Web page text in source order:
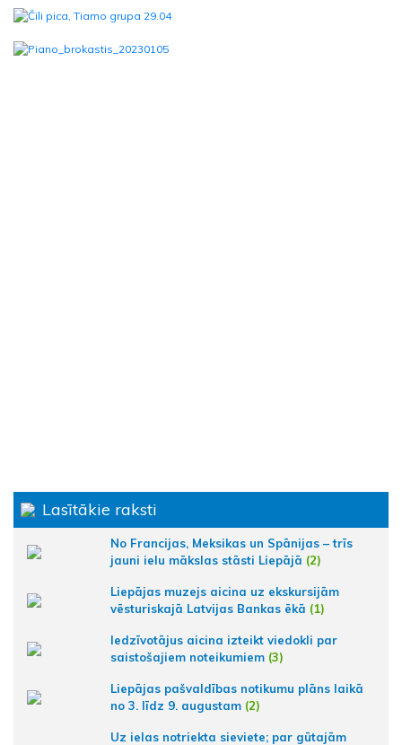
Lasītākie raksti
No Francijas, Meksikas un Spānijas – trīs
jauni ielu mākslas stāsti Liepājā (2)
Liepājas muzejs aicina uz ekskursijām
vēsturiskajā Latvijas Bankas ēkā (1)
Iedzīvotājus aicina izteikt viedokli par
saistošajiem noteikumiem (3)
Liepājas pašvaldības notikumu plāns laikā
no 3. līdz 9. augustam (2)
Uz ielas notriekta sieviete; par gūtajām